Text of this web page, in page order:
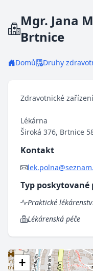
Mgr. Jana
Brtnice
Domů Druhy
Zdravotnické
Lékárna
Široká 376, Brtnice
Kontakt
Typ poskytované
Praktické
Lékárenská péče
+